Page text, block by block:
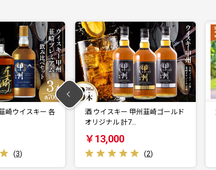
州韮崎ゴールド
(2)
定期便 ワイン セット 穂坂マスカ
ット・ベーリーＡ…
￥115,000
(0)